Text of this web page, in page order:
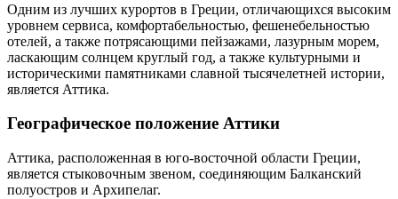
Одним из лучших курортов в Греции, отличающихся высоким
уровнем сервиса, комфортабельностью, фешенебельностью
отелей, а также потрясающими пейзажами, лазурным морем,
ласкающим солнцем круглый год, а также культурными и
историческими памятниками славной тысячелетней истории,
является Аттика.
Географическое положение Аттики
Аттика, расположенная в юго-восточной области Греции,
является стыковочным звеном, соединяющим Балканский
полуостров и Архипелаг.